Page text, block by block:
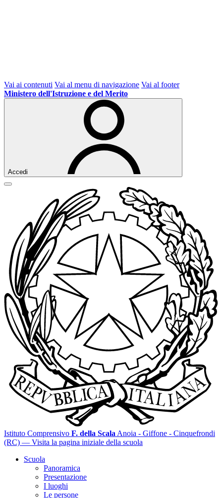
Vai ai contenuti Vai al menu di navigazione Vai al footer
Ministero dell'Istruzione e del Merito
Accedi
Istituto Comprensivo F. della Scala Anoia - Giffone - Cinquefrondi
(RC) — Visita la pagina iniziale della scuola
Scuola
Panoramica
Presentazione
I luoghi
Le persone